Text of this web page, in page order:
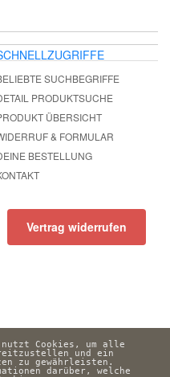
SUCHBEGRIFFE
PRODUKTSUCHE
ÜBERSICHT
& FORMULAR
BESTELLUNG
Vertrag widerrufen
nutzt Cookies, um alle
und ein
zu gewährleisten.
darüber, welche